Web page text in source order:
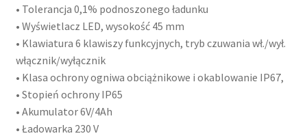
• Tolerancja 0,1% podnoszonego ładunku
• Wyświetlacz LED, wysokość 45 mm
• Klawiatura 6 klawiszy funkcyjnych, tryb czuwania wł./wył.
włącznik/wyłącznik
• Klasa ochrony ogniwa obciążnikowe i okablowanie IP67,
• Stopień ochrony IP65
• Akumulator 6V/4Ah
• Ładowarka 230 V